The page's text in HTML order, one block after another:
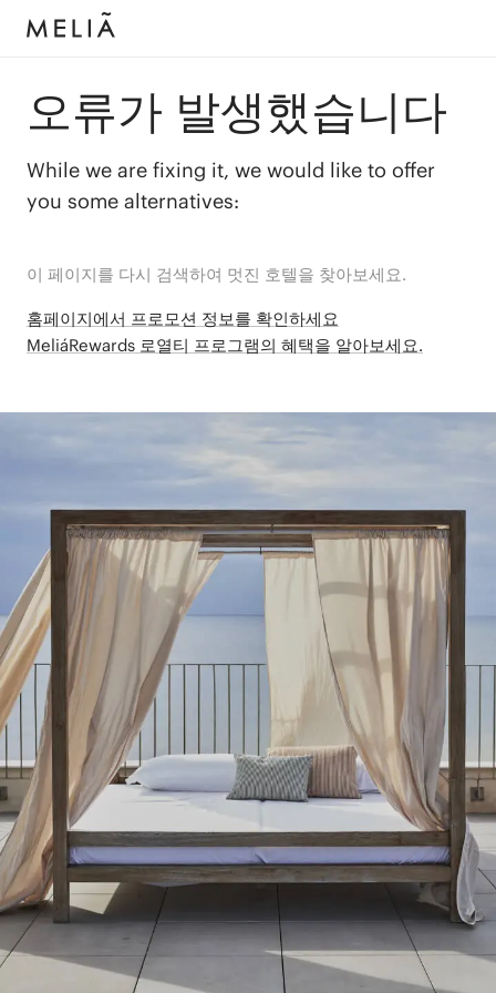
오류가 발생했습니다
While we are fixing it, we would like to offer
you some alternatives:
이 페이지를 다시 검색하여 멋진 호텔을 찾아보세요.
홈페이지에서 프로모션 정보를 확인하세요
MeliáRewards 로열티 프로그램의 혜택을 알아보세요.